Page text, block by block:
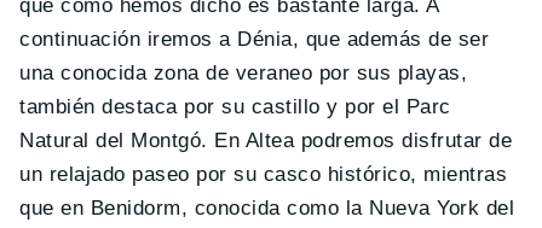
que como hemos dicho es bastante larga. A
continuación iremos a Dénia, que además de ser
una conocida zona de veraneo por sus playas,
también destaca por su castillo y por el Parc
Natural del Montgó. En Altea podremos disfrutar de
un relajado paseo por su casco histórico, mientras
que en Benidorm, conocida como la Nueva York del